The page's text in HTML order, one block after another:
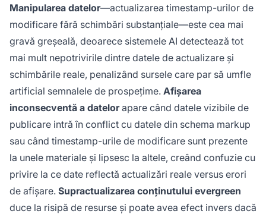
Manipularea datelor—actualizarea timestamp-urilor de
modificare fără schimbări substanțiale—este cea mai
gravă greșeală, deoarece sistemele AI detectează tot
mai mult nepotrivirile dintre datele de actualizare și
schimbările reale, penalizând sursele care par să umfle
artificial semnalele de prospețime. Afișarea
inconsecventă a datelorapare când datele vizibile de
publicare intră în conflict cu datele din schema markup
sau când timestamp-urile de modificare sunt prezente
la unele materiale și lipsesc la altele, creând confuzie cu
privire la ce date reflectă actualizări reale versus erori
de afișare. Supractualizarea conținutului evergreen
duce la risipă de resurse și poate avea efect invers dacă